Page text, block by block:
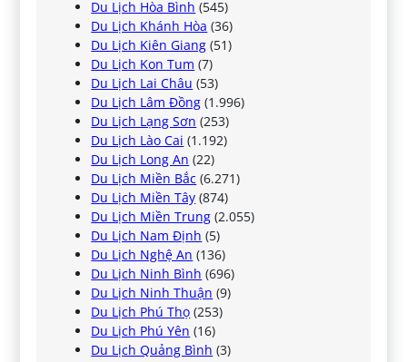
Du Lịch Hòa Bình (545)
Du Lịch Khánh Hòa (36)
Du Lịch Kiên Giang (51)
Du Lịch Kon Tum (7)
Du Lịch Lai Châu (53)
Du Lịch Lâm Đồng (1.996)
Du Lịch Lạng Sơn (253)
Du Lịch Lào Cai (1.192)
Du Lịch Long An (22)
Du Lịch Miền Bắc (6.271)
Du Lịch Miền Tây (874)
Du Lịch Miền Trung (2.055)
Du Lịch Nam Định (5)
Du Lịch Nghệ An (136)
Du Lịch Ninh Bình (696)
Du Lịch Ninh Thuận (9)
Du Lịch Phú Thọ (253)
Du Lịch Phú Yên (16)
Du Lịch Quảng Bình (3)